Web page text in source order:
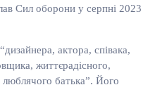
Сил оборони у серпні 2023
актора, співака,
життєрадісного,
люблячого батька”. Його